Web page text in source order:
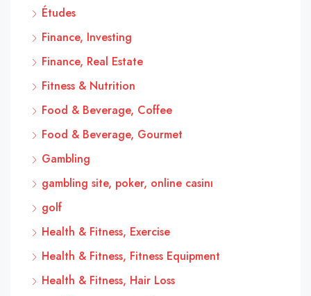
Études
Finance, Investing
Finance, Real Estate
Fitness & Nutrition
Food & Beverage, Coffee
Food & Beverage, Gourmet
Gambling
gambling site, poker, online casinı
golf
Health & Fitness, Exercise
Health & Fitness, Fitness Equipment
Health & Fitness, Hair Loss